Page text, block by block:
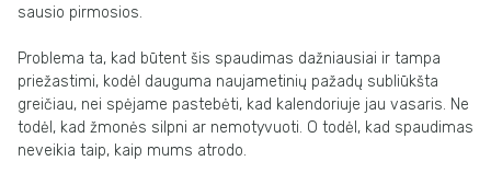
sausio pirmosios.
Problema ta, kad būtent šis spaudimas dažniausiai ir tampa
priežastimi, kodėl dauguma naujametinių pažadų subliūkšta
greičiau, nei spėjame pastebėti, kad kalendoriuje jau vasaris. Ne
todėl, kad žmonės silpni ar nemotyvuoti. O todėl, kad spaudimas
neveikia taip, kaip mums atrodo.